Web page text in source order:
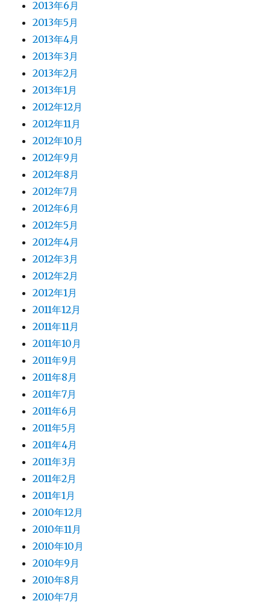
2013年6月
2013年5月
2013年4月
2013年3月
2013年2月
2013年1月
2012年12月
2012年11月
2012年10月
2012年9月
2012年8月
2012年7月
2012年6月
2012年5月
2012年4月
2012年3月
2012年2月
2012年1月
2011年12月
2011年11月
2011年10月
2011年9月
2011年8月
2011年7月
2011年6月
2011年5月
2011年4月
2011年3月
2011年2月
2011年1月
2010年12月
2010年11月
2010年10月
2010年9月
2010年8月
2010年7月